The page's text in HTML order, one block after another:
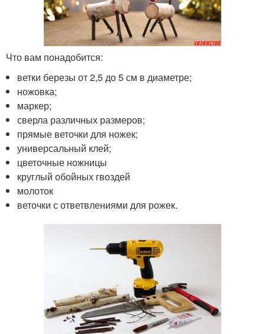
Что вам понадобится:
ветки березы от 2,5 до 5 см в диаметре;
ножовка;
маркер;
сверла различных размеров;
прямые веточки для ножек;
универсальный клей;
цветочные ножницы
круглый обойных гвоздей
молоток
веточки с ответвлениями для рожек.